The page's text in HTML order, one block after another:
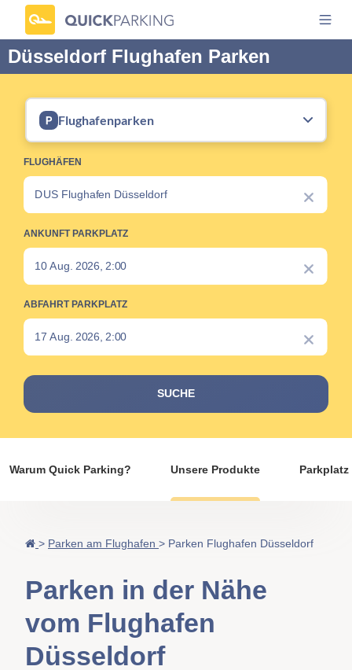
Düsseldorf Flughafen Parken
Flughafenparken
FLUGHÄFEN
ANKUNFT PARKPLATZ
ABFAHRT PARKPLATZ
SUCHE
Warum Quick Parking? Unsere Produkte
> Parken am Flughafen > Parken Flughafen Düsseldorf
Parken in der Nähe
vom Flughafen
Düsseldorf